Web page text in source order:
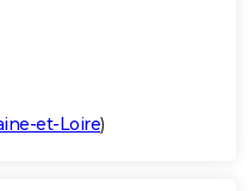
et-Loire)